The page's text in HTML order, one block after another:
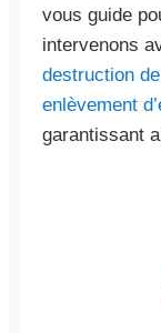
vous guide
intervenons
destruction
enlèvement
garantissant